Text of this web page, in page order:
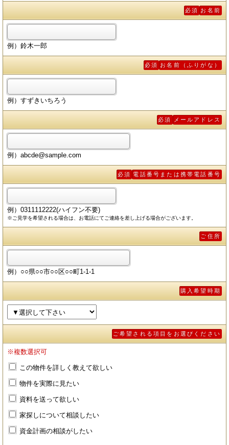
お名前
必須
例）鈴木一郎
お名前（ふりがな）
必須
例）すずきいちろう
メールアドレス
必須
例）abcde@sample.com
電話番号または携帯電話番号
必須
例）0311112222(ハイフン不要)
※ご見学を希望される場合は、お電話にてご連絡を差し上げる場合がございます。
ご住所
例）○○県○○市○○区○○町1-1-1
購入希望時期
ご希望される項目をお選びください
※複数選択可
この物件を詳しく教えて欲しい
物件を実際に見たい
資料を送って欲しい
家探しについて相談したい
資金計画の相談がしたい